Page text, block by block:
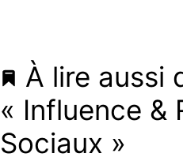
À lire aussi
« Influence &
Sociaux »